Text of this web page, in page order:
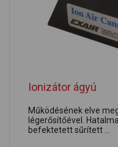
Ionizátor ágyú
Működésének elve
légerősítőével.
befektetett sűrített ...